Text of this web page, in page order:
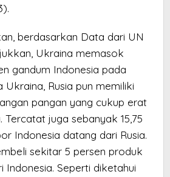
berdasarkan Data dari UN
Ukraina memasok
gandum Indonesia pada
Ukraina, Rusia pun memiliki
pangan yang cukup erat
Tercatat juga sebanyak 15,75
Indonesia datang dari Rusia.
sekitar 5 persen produk
Indonesia. Seperti diketahui